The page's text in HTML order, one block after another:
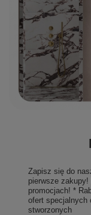
Zapisz się do
pierwsze
promocjach! *
ofert specjalnych
stworzonych